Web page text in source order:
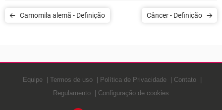
Camomila alemã - Definição Câncer - Definição
Equipe Termos de uso Política de Privacidade
Contato
Regulamento
Configuração de cookies